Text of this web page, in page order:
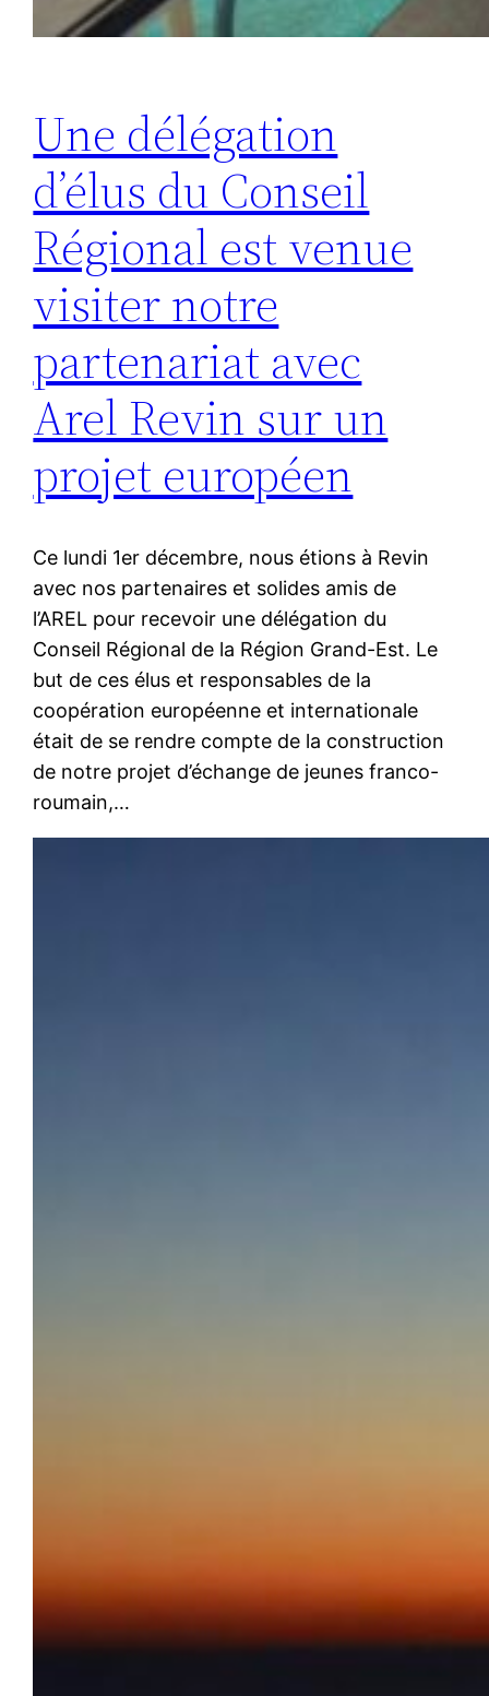
Une délégation
d’élus du Conseil
Régional est venue
visiter notre
partenariat avec
Arel Revin sur un
projet européen
Ce lundi 1er décembre, nous étions à Revin
avec nos partenaires et solides amis de
l’AREL pour recevoir une délégation du
Conseil Régional de la Région Grand-Est. Le
but de ces élus et responsables de la
coopération européenne et internationale
était de se rendre compte de la construction
de notre projet d’échange de jeunes franco-
roumain,…